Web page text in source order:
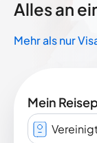
Alles an
Mehr als nur
Mein